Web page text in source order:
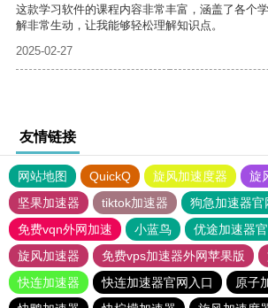
这款学习软件的课程内容非常丰富，涵盖了各个
解非常生动，让我能够轻松理解知识点。
2025-02-27
友情链接
网站地图 QuickQ 旋风加速度器
旋
坚果加速器
tiktok加速器
狗急加速器官
免费vqn外网加速
小蓝鸟 优途加速器
旋风加速器
免费vps加速器外网苹果版
快连加速器
快连加速器官网入口
原子